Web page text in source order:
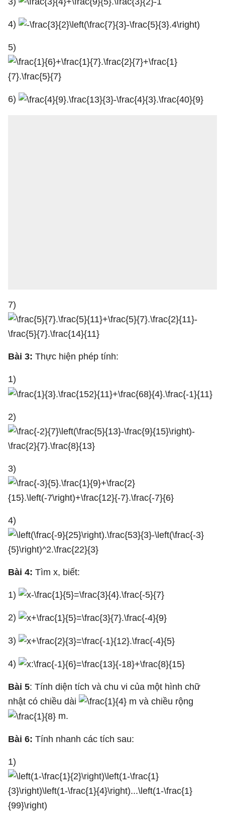
4)
5)
6)
7)
Bài 3: Thực hiện phép tính:
1)
2)
3)
4)
Bài 4: Tìm x, biết:
1)
2)
3)
4)
Bài 5: Tính diện tích và chu vi của một hình chữ
nhật có chiều dài
m và chiều rộng
m.
Bài 6: Tính nhanh các tích sau:
1)